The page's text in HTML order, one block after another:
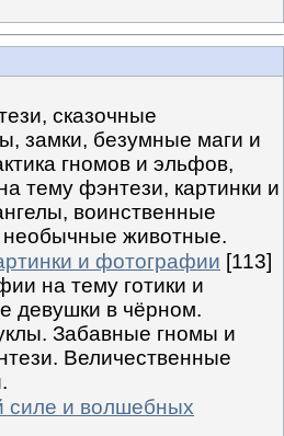
сказочные
замки, безумные маги и
гномов и эльфов,
тему фэнтези, картинки и
воинственные
необычные животные.
и фотографии [113]
на тему готики и
девушки в чёрном.
Забавные гномы и
Величественные
силе и волшебных